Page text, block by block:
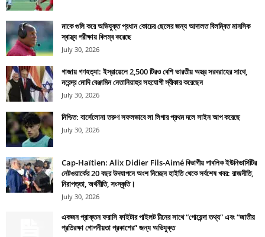
মাকে গুলি করে অভিযুক্ত প্রধান কোচের ছেলের জন্য আদালত বিলম্বিত মানসিক
স্বাস্থ্য পরীক্ষায় বিলম্ব করেছে
July 30, 2026
গাজায় গণহত্যা: ইস্রায়েলে 2,500 টিরও বেশি ভারতীয় অস্ত্র সরবরাহের সাথে,
নরেন্দ্র মোদি বেঞ্জামিন নেতানিয়াহুর সহযোগী স্বীকার করেছেন
July 30, 2026
নিশ্চিত: বার্সেলোনা তরুণ সফলভাবে লা লিগার প্রথম দলে সাইন আপ করেছে
July 30, 2026
Cap-Haïtien: Alix Didier Fils-Aimé বিভাগীয় পাবলিক ইউনিভার্সিটির
নেটওয়ার্কের 20 বছর উদযাপনে অংশ নিচ্ছেন হাইতি থেকে সর্বশেষ খবর: রাজনীতি,
নিরাপত্তা, অর্থনীতি, সংস্কৃতি।
July 30, 2026
একজন প্রাক্তন ফরাসি ফাইটার পাইলট চীনের সাথে “গোয়েন্দা তথ্য” এবং “জাতীয়
প্রতিরক্ষা গোপনীয়তা প্রকাশের” জন্য অভিযুক্ত